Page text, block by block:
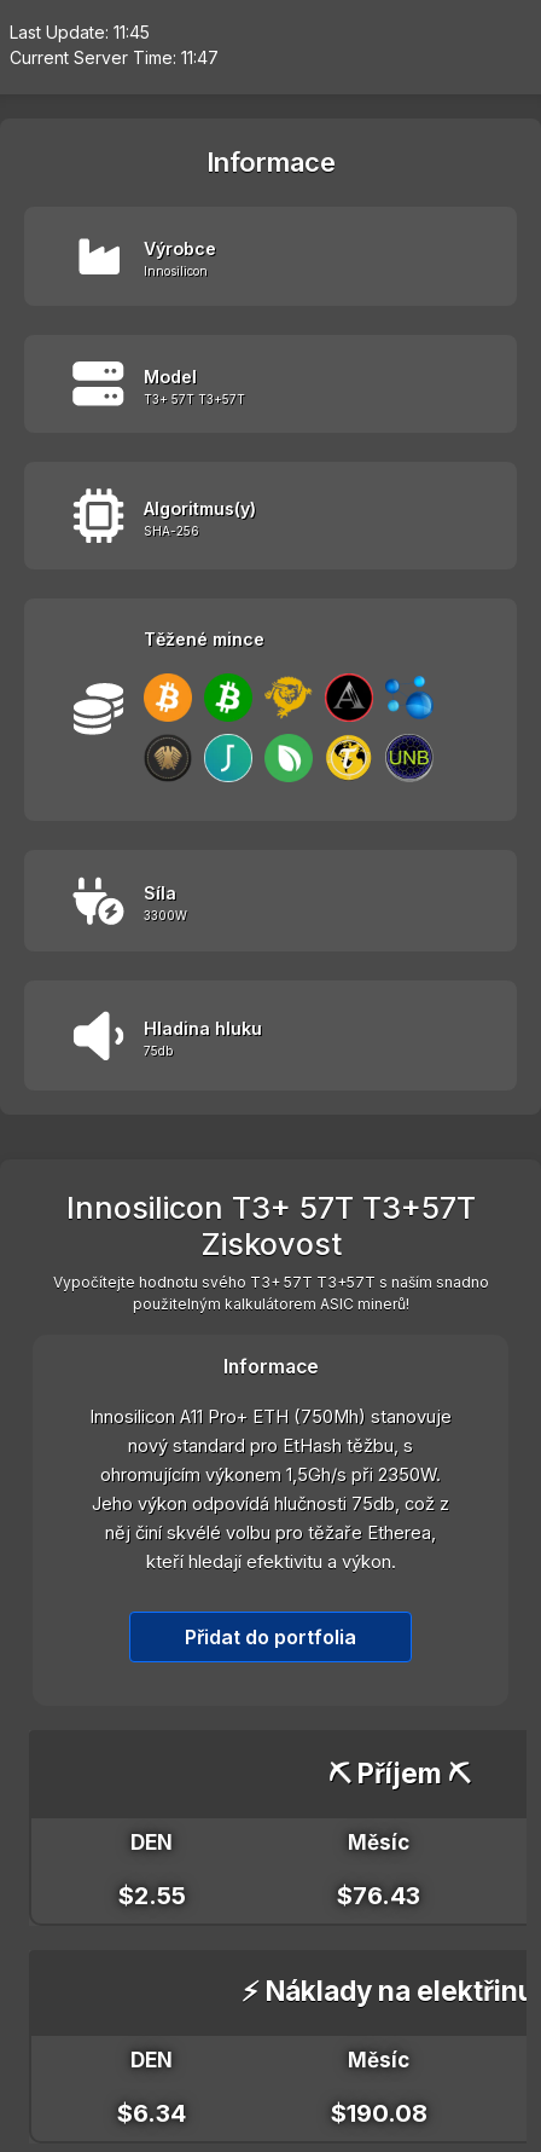
Last Update: 11:45
Current Server Time: 11:47
Informace
Výrobce
Innosilicon
Model
T3+ 57T T3+57T
Algoritmus(y)
SHA-256
Těžené mince
Síla
3300W
Hladina hluku
75db
Innosilicon T3+ 57T T3+57T
Ziskovost
Vypočítejte hodnotu svého T3+ 57T T3+57T s naším snadno
použitelným kalkulátorem ASIC minerů!
Informace
Innosilicon A11 Pro+ ETH (750Mh) stanovuje
nový standard pro EtHash těžbu, s
ohromujícím výkonem 1,5Gh/s při 2350W.
Jeho výkon odpovídá hlučnosti 75db, což z
něj činí skvélé volbu pro těžaře Etherea,
kteří hledají efektivitu a výkon.
Přidat do portfolia
⛏️ Příjem ⛏️
DEN Měsíc
$2.55 $76.43
⚡ Náklady na elektřinu
DEN Měsíc
$6.34 $190.08